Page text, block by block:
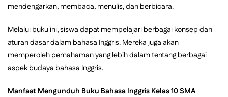
mendengarkan, membaca, menulis, dan berbicara.
Melalui buku ini, siswa dapat mempelajari berbagai konsep dan
aturan dasar dalam bahasa Inggris. Mereka juga akan
memperoleh pemahaman yang lebih dalam tentang berbagai
aspek budaya bahasa Inggris.
Manfaat Mengunduh Buku Bahasa Inggris Kelas 10 SMA